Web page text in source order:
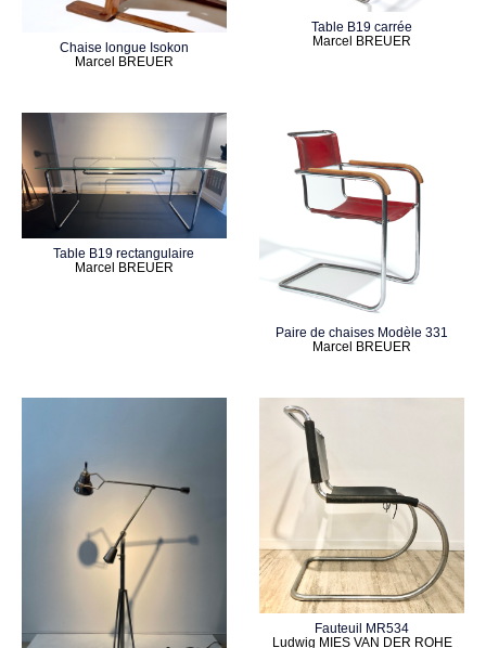
Chaise longue Isokon
Marcel BREUER
Table B19 carrée
Marcel BREUER
Table B19 rectangulaire
Marcel BREUER
Paire de chaises Modèle 331
Marcel BREUER
Fauteuil MR534
Ludwig MIES VAN DER ROHE